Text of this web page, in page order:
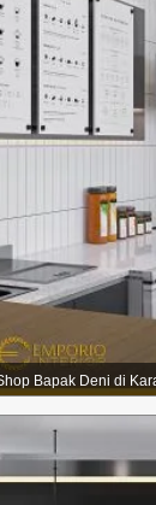
Bapak Deni di